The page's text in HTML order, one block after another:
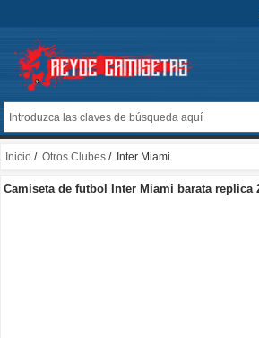
Inicio / Otros Clubes / Inter Miami
Camiseta de futbol Inter Miami barata replica